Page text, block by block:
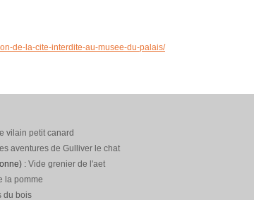
de-la-cite-interdite-au-musee-du-palais/
vilain petit canard
aventures de Gulliver le chat
: Vide grenier de l'aet
la pomme
du bois